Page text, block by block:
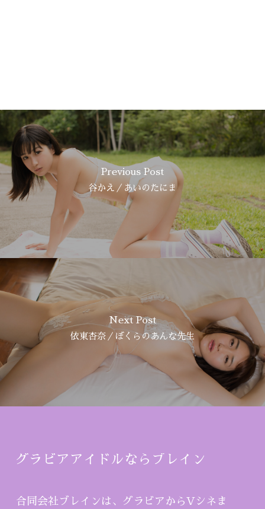
Previous Post
谷かえ／あいのたにま
Next Post
依東杏奈／ぼくらのあんな先生
グラビアアイドルならブレイン
合同会社ブレインは、グラビアからVシネま